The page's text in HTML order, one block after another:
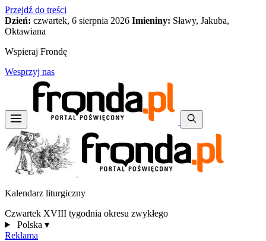
Przejdź do treści
Dzień: czwartek, 6 sierpnia 2026 Imieniny: Sławy, Jakuba,
Oktawiana
Wspieraj Frondę
Wesprzyj nas
Kalendarz liturgiczny
Czwartek XVIII tygodnia okresu zwykłego
Polska ▾
Reklama